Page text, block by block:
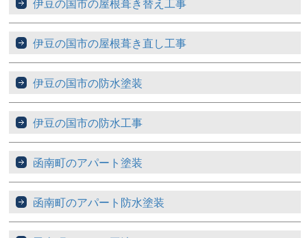
伊豆の国市の屋根葺き直し工事
伊豆の国市の防水塗装
伊豆の国市の防水工事
函南町のアパート塗装
函南町のアパート防水塗装